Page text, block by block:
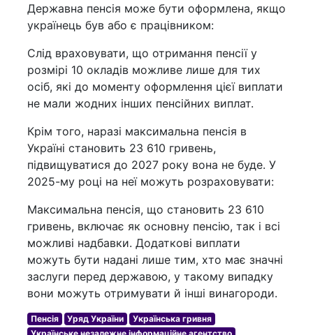
Державна пенсія може бути оформлена, якщо
українець був або є працівником:
Слід враховувати, що отримання пенсії у
розмірі 10 окладів можливе лише для тих
осіб, які до моменту оформлення цієї виплати
не мали жодних інших пенсійних виплат.
Крім того, наразі максимальна пенсія в
Україні становить 23 610 гривень,
підвищуватися до 2027 року вона не буде. У
2025-му році на неї можуть розраховувати:
Максимальна пенсія, що становить 23 610
гривень, включає як основну пенсію, так і всі
можливі надбавки. Додаткові виплати
можуть бути надані лише тим, хто має значні
заслуги перед державою, у такому випадку
вони можуть отримувати й інші винагороди.
Пенсія Уряд України
Українська гривня